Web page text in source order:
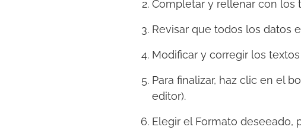
Completar y rellenar con los
Revisar que todos los datos
Modificar y corregir los
Para finalizar, haz clic en el
editor).
Elegir el Formato deseeado,